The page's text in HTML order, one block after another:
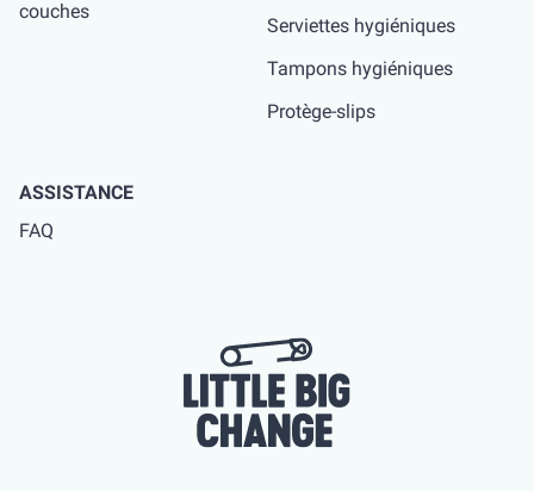
couches
Serviettes hygiéniques
Tampons hygiéniques
Protège-slips
ASSISTANCE
FAQ